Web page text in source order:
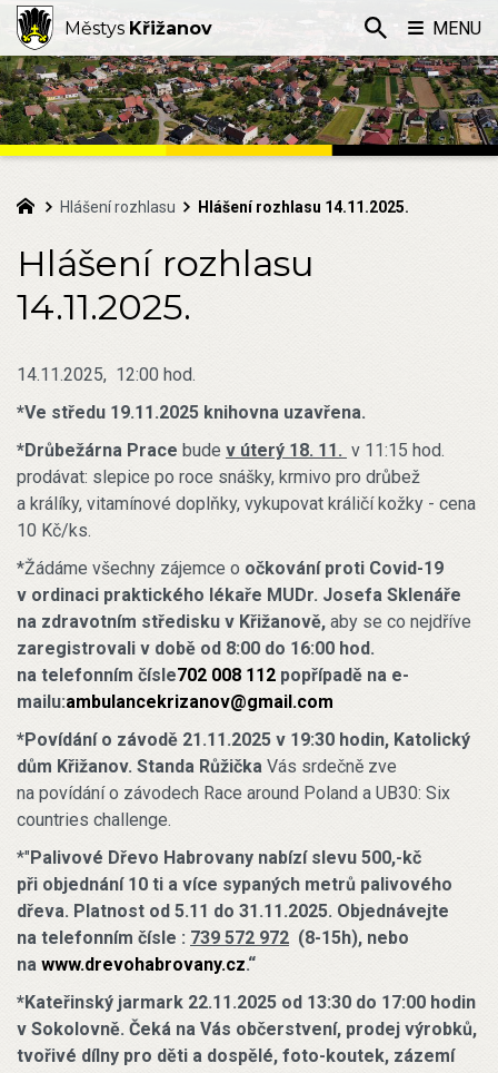
Hlášení rozhlasu Hlášení rozhlasu 14.11.2025.
Hlášení rozhlasu
14.11.2025.
14.11.2025, 12:00 hod.
*Ve středu 19.11.2025 knihovna uzavřena.
*Drůbežárna Prace bude v úterý 18. 11. v 11:15 hod.
prodávat: slepice po roce snášky, krmivo pro drůbež
a králíky, vitamínové doplňky, vykupovat králičí kožky - cena
10 Kč/ks.
*Žádáme všechny zájemce o očkování proti Covid-19
v ordinaci praktického lékaře MUDr. Josefa Sklenáře
na zdravotním středisku v Křižanově, aby se co nejdříve
zaregistrovali v době od 8:00 do 16:00 hod.
na telefonním čísle702 008 112 popřípadě na e-
mailu:ambulancekrizanov@gmail.com
*Povídání o závodě 21.11.2025 v 19:30 hodin, Katolický
dům Křižanov. Standa Růžička Vás srdečně zve
na povídání o závodech Race around Poland a UB30: Six
countries challenge.
*"Palivové Dřevo Habrovany nabízí slevu 500,-kč
při objednání 10 ti a více sypaných metrů palivového
dřeva. Platnost od 5.11 do 31.11.2025. Objednávejte
na telefonním čísle : 739 572 972 (8-15h), nebo
na www.drevohabrovany.cz.“
*Kateřinský jarmark 22.11.2025 od 13:30 do 17:00 hodin
v Sokolovně. Čeká na Vás občerstvení, prodej výrobků,
tvořivé dílny pro děti a dospělé, foto-koutek, zázemí
Městys Křižanov MENU